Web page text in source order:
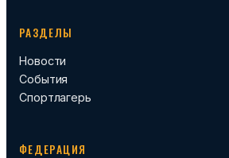
РАЗДЕЛЫ
Новости
События
Спортлагерь
ФЕДЕРАЦИЯ